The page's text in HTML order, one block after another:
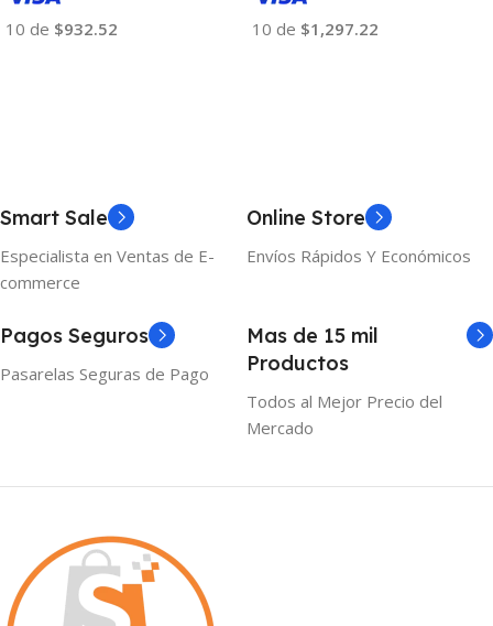
10 de $932.52 10 de $1,297.22
Smart Sale
Especialista en Ventas de E-
commerce
Online Store
Envíos Rápidos Y Económicos
Pagos Seguros
Pasarelas Seguras de Pago
Mas de 15 mil
Productos
Todos al Mejor Precio del
Mercado